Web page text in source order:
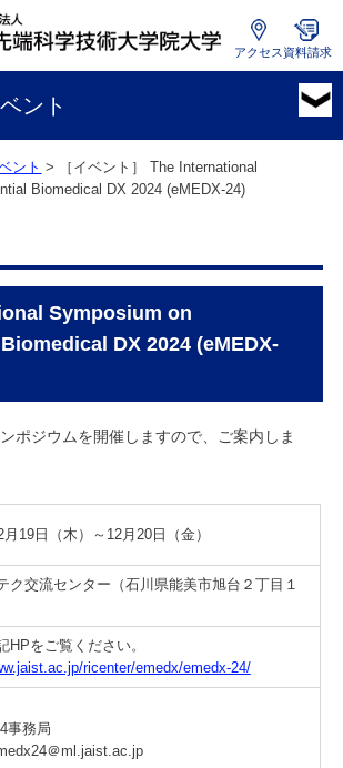
アクセス 資料請求
ント
ント > ［イベント］The International
Biomedical DX 2024 (eMEDX-24)
Symposium on
DX 2024 (eMEDX-
ポジウムを開催しますので、ご案内しま
19日（木）～12月20日（金）
ク交流センター（石川県能美市旭台２丁目１
HPをご覧ください。
ricenter/emedx/emedx-24/
事務局
＠ml.jaist.ac.jp